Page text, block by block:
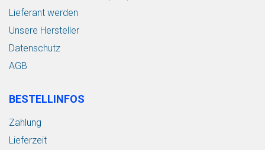
Lieferant werden
Unsere Hersteller
Datenschutz
AGB
BESTELLINFOS
Zahlung
Lieferzeit